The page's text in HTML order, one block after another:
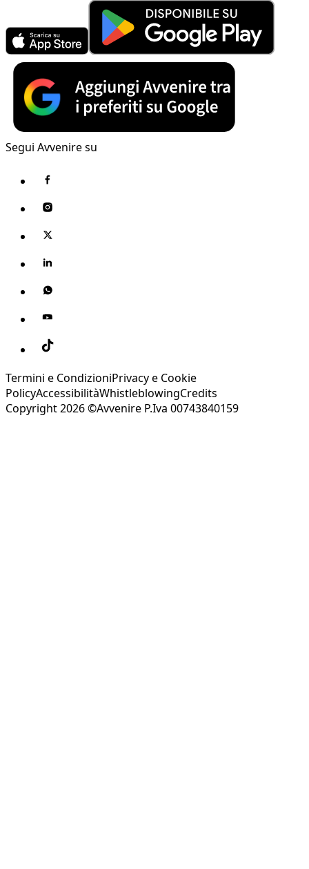
Segui Avvenire su
Termini e CondizioniPrivacy e Cookie
PolicyAccessibilitàWhistleblowingCredits
Copyright 2026 ©Avvenire P.Iva 00743840159